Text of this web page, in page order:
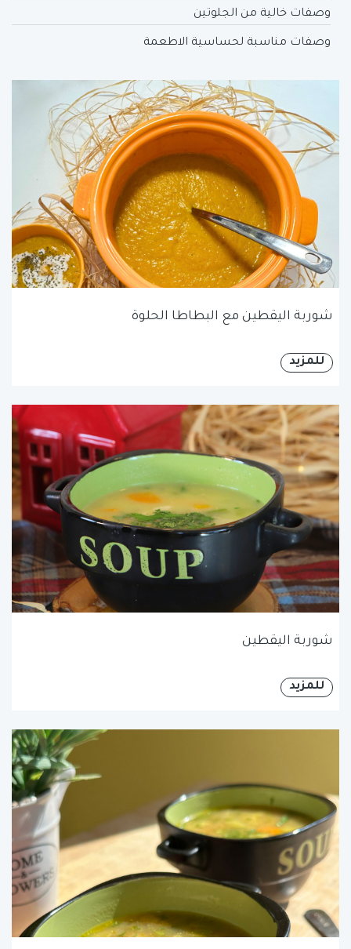
وصفات خالية من الجلوتين
وصفات مناسبة لحساسية الاطعمة
شوربة اليقطين مع البطاطا الحلوة
للمزيد
شوربة اليقطين
للمزيد